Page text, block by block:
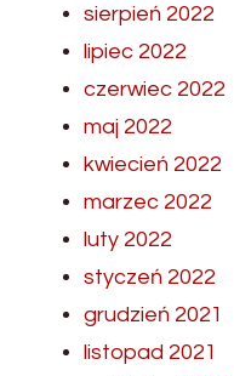
sierpień 2022
lipiec 2022
czerwiec 2022
maj 2022
kwiecień 2022
marzec 2022
luty 2022
styczeń 2022
grudzień 2021
listopad 2021